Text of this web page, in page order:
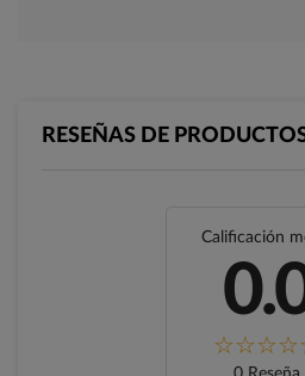
RESEÑAS DE
Calificación